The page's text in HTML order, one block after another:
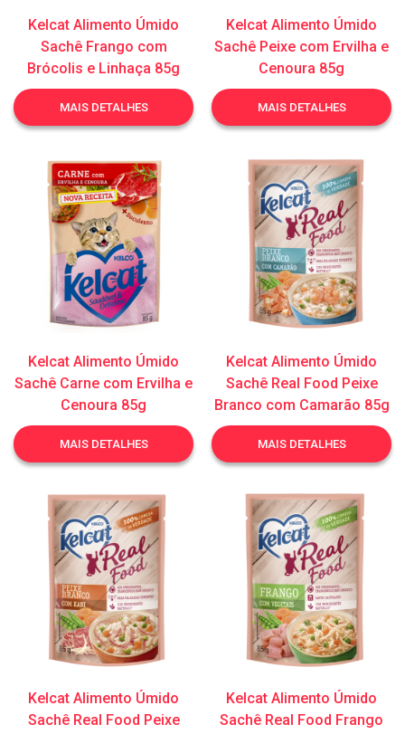
Kelcat Alimento Úmido
Sachê Frango com
Brócolis e Linhaça 85g
MAIS DETALHES
Kelcat Alimento Úmido
Sachê Peixe com Ervilha e
Cenoura 85g
MAIS DETALHES
Kelcat Alimento Úmido
Sachê Carne com Ervilha e
Cenoura 85g
MAIS DETALHES
Kelcat Alimento Úmido
Sachê Real Food Peixe
Branco com Camarão 85g
MAIS DETALHES
Kelcat Alimento Úmido
Sachê Real Food Peixe
Kelcat Alimento Úmido
Sachê Real Food Frango